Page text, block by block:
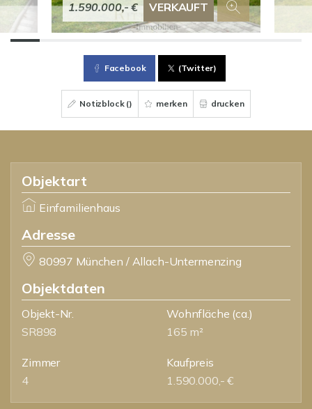
1.590.000,- € VERKAUFT
Facebook (Twitter)
Notizblock () merken drucken
Objektart
Einfamilienhaus
Adresse
80997 München / Allach-Untermenzing
Objektdaten
Objekt-Nr.
SR898
Wohnfläche (ca.)
165 m²
Zimmer
4
Kaufpreis
1.590.000,- €